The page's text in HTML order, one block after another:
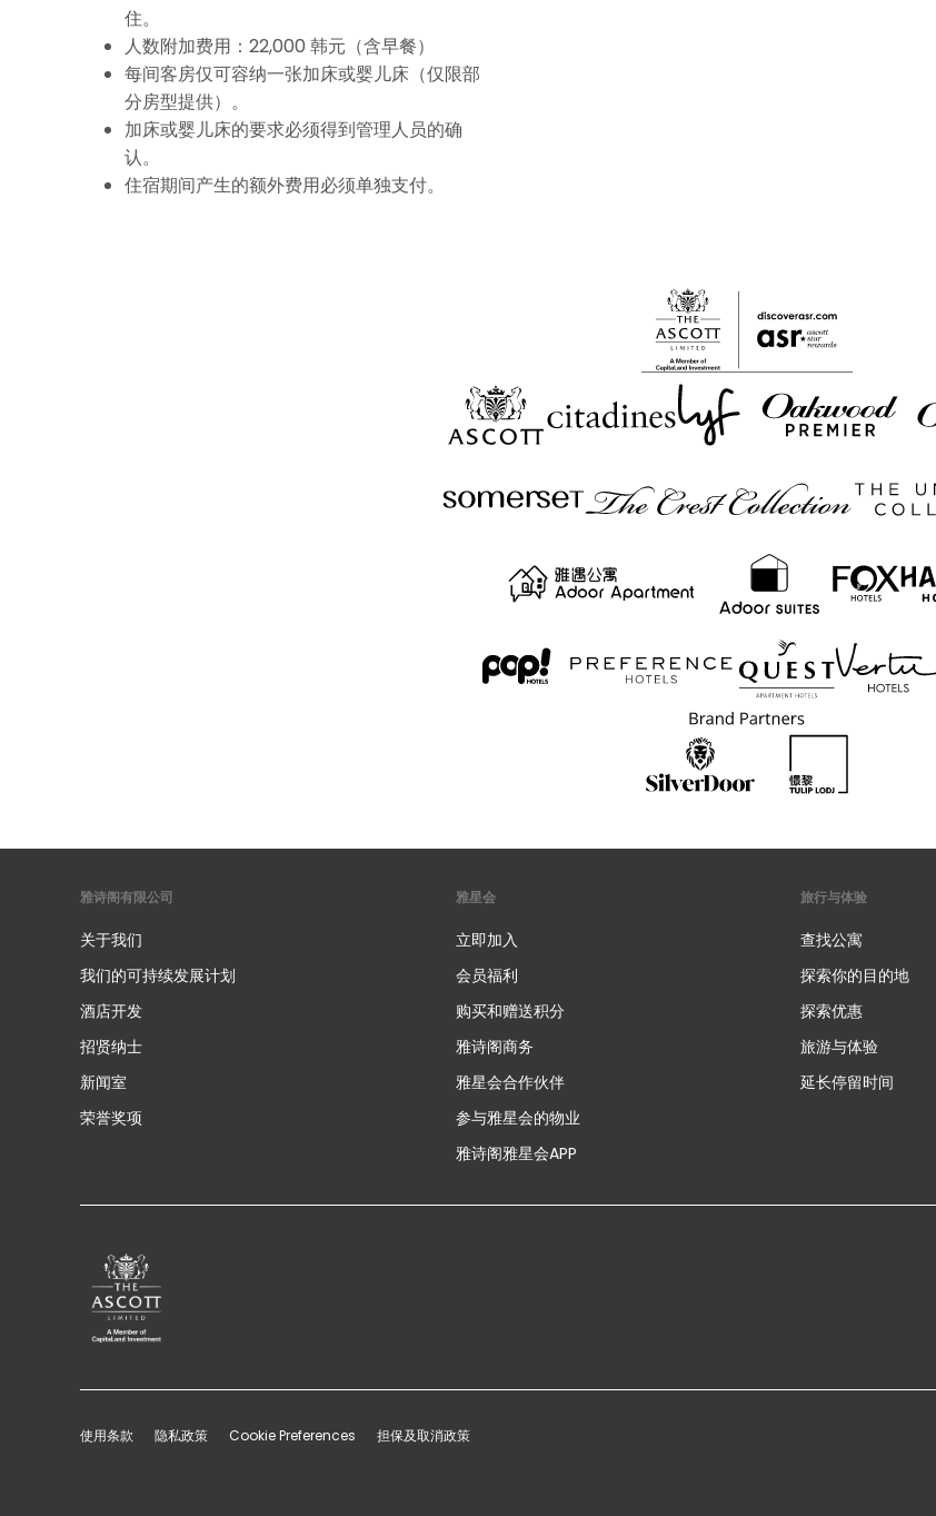
住。
人数附加费用：22,000 韩元（含早餐）
每间客房仅可容纳一张加床或婴儿床（仅限部
分房型提供）。
加床或婴儿床的要求必须得到管理人员的确
认。
住宿期间产生的额外费用必须单独支付。
雅诗阁有限公司
关于我们
我们的可持续发展计划
酒店开发
招贤纳士
新闻室
荣誉奖项
雅星会
立即加入
会员福利
购买和赠送积分
雅诗阁商务
雅星会合作伙伴
参与雅星会的物业
雅诗阁雅星会APP
旅行与体验
查找公寓
探索你的目的地
探索优惠
旅游与体验
延长停留时间
使用条款 隐私政策 Cookie Preferences 担保及取消政策